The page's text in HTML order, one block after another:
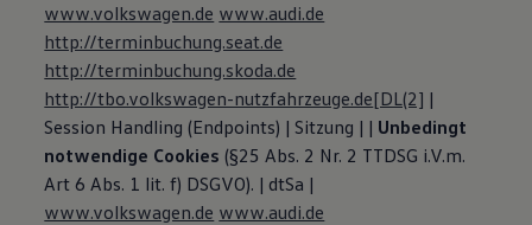
www.volkswagen.de www.audi.de
http://terminbuchung.seat.de
http://terminbuchung.skoda.de
http://tbo.volkswagen-nutzfahrzeuge.de[DL(2] |
Session Handling (Endpoints) | Sitzung | | Unbedingt
notwendige Cookies (§25 Abs. 2 Nr. 2 TTDSG i.V.m.
Art 6 Abs. 1 lit. f) DSGVO). | dtSa |
www.volkswagen.de www.audi.de